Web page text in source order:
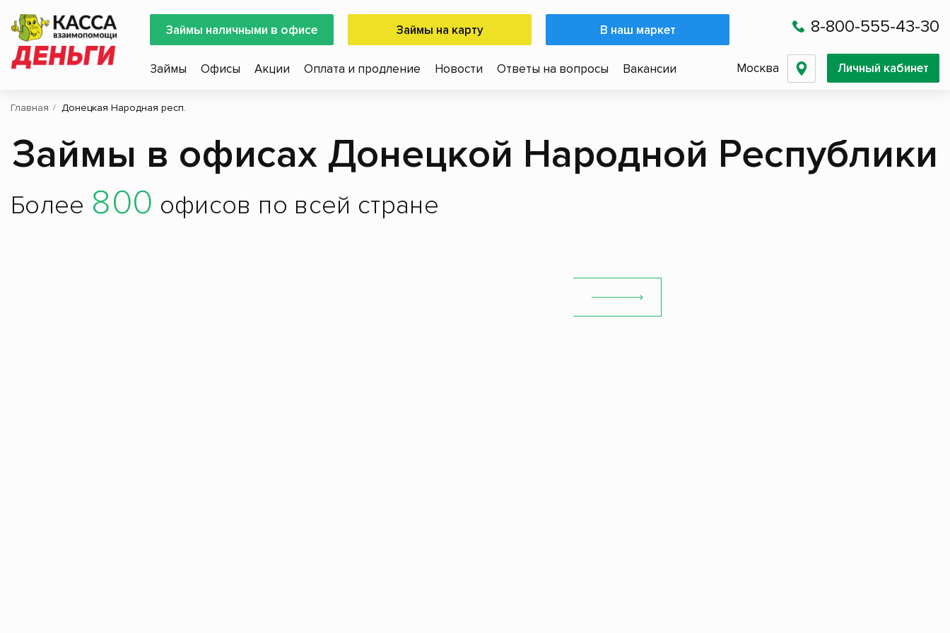
Займы наличными в офисе Займы на карту В наш маркет 8-800-555-43-30
Займы Офисы Акции Оплата и продление Новости Ответы на вопросы Вакансии Москва Личный кабинет
Главная Донецкая Народная респ.
Займы в офисах Донецкой Народной Республики
Более 800 офисов по всей стране